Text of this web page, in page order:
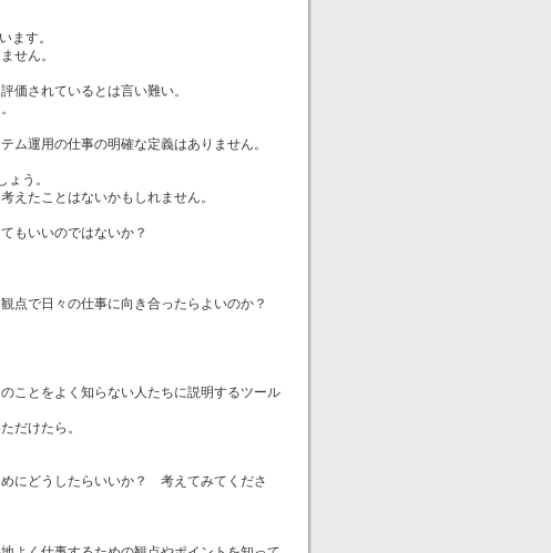
ます。
せん。
価されているとは言い難い。
ム運用の仕事の明確な定義はありません。
う。
えたことはないかもしれません。
もいいのではないか？
点で日々の仕事に向き合ったらよいのか？
ことをよく知らない人たちに説明するツール
だけたら。
にどうしたらいいか？ 考えてみてくださ